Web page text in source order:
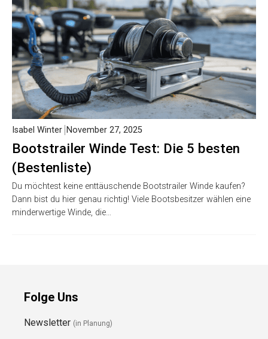
Bootstrailer Winde Test: Die 5 besten
(Bestenliste)
Isabel Winter November 27, 2025
Du möchtest keine enttäuschende Bootstrailer Winde kaufen?
Dann bist du hier genau richtig! Viele Bootsbesitzer wählen eine
minderwertige Winde, die…
Folge Uns
Newsletter (in Planung)